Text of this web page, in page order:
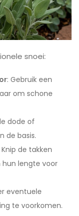
snoei:
: Gebruik een
om schone
dode of
de basis.
Knip de takken
lengte voor
eventuele
te voorkomen.